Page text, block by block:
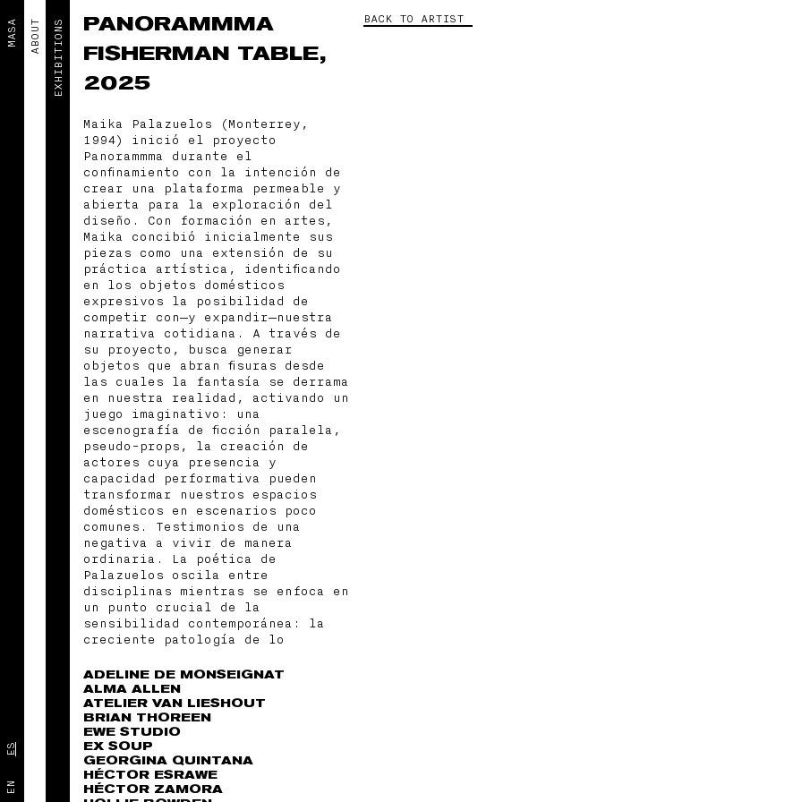
EN
ES
MASA ABOUT EXHIBITIONS
PANORAMMMA
FISHERMAN TABLE,
2025
Maika Palazuelos (Monterrey,
1994) inició el proyecto
Panorammma durante el
confinamiento con la intención de
crear una plataforma permeable y
abierta para la exploración del
diseño. Con formación en artes,
Maika concibió inicialmente sus
piezas como una extensión de su
práctica artística, identificando
en los objetos domésticos
expresivos la posibilidad de
competir con—y expandir—nuestra
narrativa cotidiana. A través de
su proyecto, busca generar
objetos que abran fisuras desde
las cuales la fantasía se derrama
en nuestra realidad, activando un
juego imaginativo: una
escenografía de ficción paralela,
pseudo-props, la creación de
actores cuya presencia y
capacidad performativa pueden
transformar nuestros espacios
domésticos en escenarios poco
comunes. Testimonios de una
negativa a vivir de manera
ordinaria. La poética de
Palazuelos oscila entre
disciplinas mientras se enfoca en
un punto crucial de la
sensibilidad contemporánea: la
creciente patología de lo
vida diaria y el espacio que la
abstracción ocupa en la esfera
social. Construyendo sobre
nuestro pasado y experiencias
personales mediante nuevas
narrativas visuales. Maika
realizó sus estudios de
licenciatura en arte en la UDEM
ADELINE DE MONSEIGNAT
ALMA ALLEN
ATELIER VAN LIESHOUT
BRIAN THOREEN
EWE STUDIO
EX SOUP
GEORGINA QUINTANA
HÉCTOR ESRAWE
HÉCTOR ZAMORA
BACK TO ARTIST